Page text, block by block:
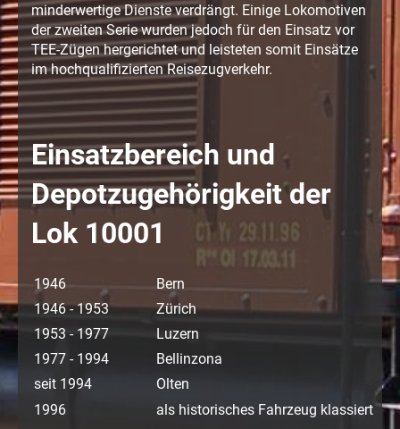
minderwertige Dienste verdrängt. Einige Lokomotiven
der zweiten Serie wurden jedoch für den Einsatz vor
TEE-Zügen hergerichtet und leisteten somit Einsätze
im hochqualifizierten Reisezugverkehr.
Einsatzbereich und
Depotzugehörigkeit der
Lok 10001
1946
Bern
1946 - 1953
Zürich
1953 - 1977
Luzern
1977 - 1994
Bellinzona
seit 1994
Olten
1996
als historisches Fahrzeug klassiert